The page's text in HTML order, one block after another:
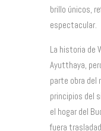
brillo únicos,
espectacular.
La historia de
Ayutthaya,
parte obra del
principios del
el hogar del
fuera